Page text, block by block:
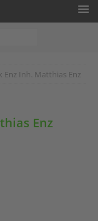
Enz Inh. Matthias Enz
Enz